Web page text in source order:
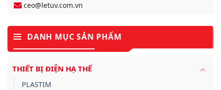
ceo@letuv.com.vn
DANH MỤC SẢN PHẨM
THIẾT BỊ ĐIỆN HẠ THẾ
PLASTIM